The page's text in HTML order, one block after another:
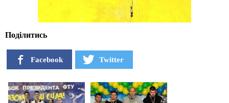
Поділитись
Facebook Twitter